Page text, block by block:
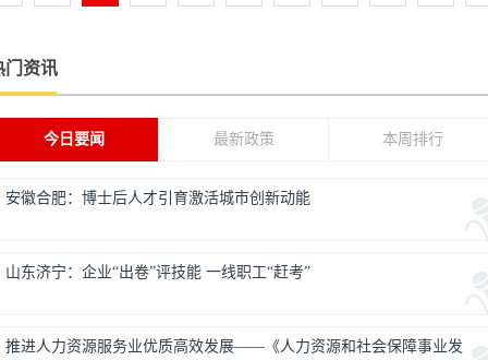
门资讯
今日要闻 最新政策 本周排行
安徽合肥：博士后人才引育激活城市创新动能
山东济宁：企业“出卷”评技能 一线职工“赶考”
推进人力资源服务业优质高效发展——《人力资源和社会保障事业发